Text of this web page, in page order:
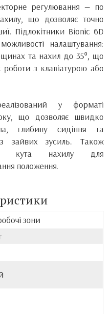
регулювання — по
що дозволяє точно
Підлокітники Bionic 6D
налаштування:
та нахил до 35°, що
з клавіатурою або
у форматі
що дозволяє швидко
глибину сидіння та
зайвих зусиль. Також
кута нахилу для
положення.
зони